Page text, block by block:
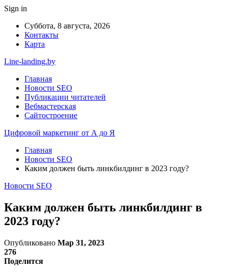
Sign in
Суббота, 8 августа, 2026
Контакты
Карта
Line-landing.by
Главная
Новости SEO
Публикации читателей
Вебмастерская
Сайтостроение
Цифровой маркетинг от А до Я
Главная
Новости SEO
Каким должен быть линкбилдинг в 2023 году?
Новости SEO
Каким должен быть линкбилдинг в
2023 году?
Опубликовано Мар 31, 2023
276
Поделится